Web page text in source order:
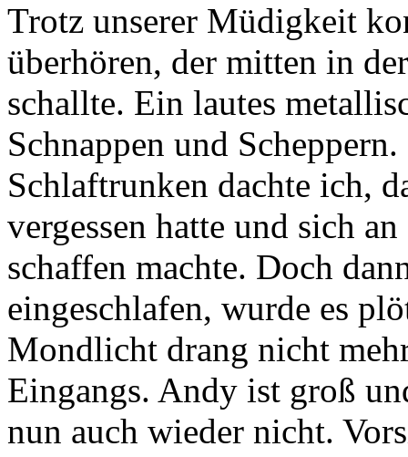
Trotz unserer Müdigkeit
überhören, der mitten in
schallte. Ein lautes
Schnappen und
Schlaftrunken dachte ich,
vergessen hatte und sich
schaffen machte. Doch
eingeschlafen, wurde es
Mondlicht drang nicht
Eingangs. Andy ist groß
nun auch wieder nicht.